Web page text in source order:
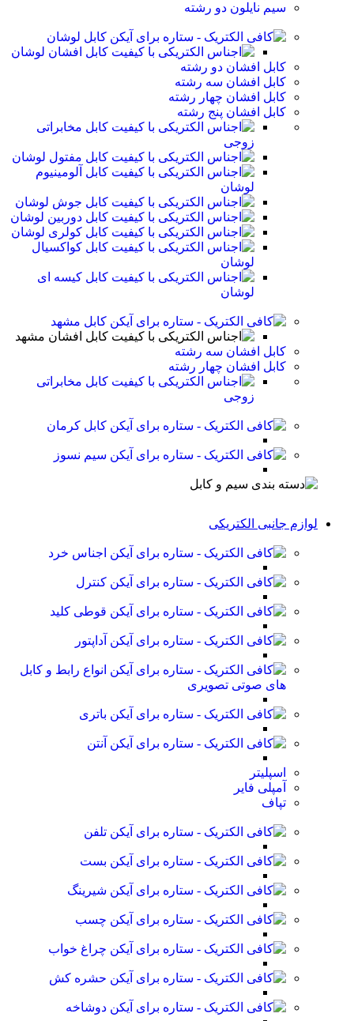
سیم نایلون دو رشته
کابل لوشان
کابل افشان لوشان
کابل افشان دو رشته
کابل افشان سه رشته
کابل افشان چهار رشته
کابل افشان پنج رشته
کابل مخابراتی
زوجی
کابل مفتول لوشان
کابل آلومینیوم
لوشان
کابل جوش لوشان
کابل دوربین لوشان
کابل کولری لوشان
کابل کواکسیال
لوشان
کابل کیسه ای
لوشان
کابل مشهد
کابل افشان مشهد
کابل افشان سه رشته
کابل افشان چهار رشته
کابل مخابراتی
زوجی
کابل کرمان
سیم نسوز
لوازم جانبی الکتریکی
اجناس خرد
کنترل
قوطی کلید
آداپتور
انواع رابط و کابل
های صوتی تصویری
باتری
آنتن
اسپلیتر
آمپلی فایر
تپاف
تلفن
بست
شیرینگ
چسب
چراغ خواب
حشره کش
دوشاخه